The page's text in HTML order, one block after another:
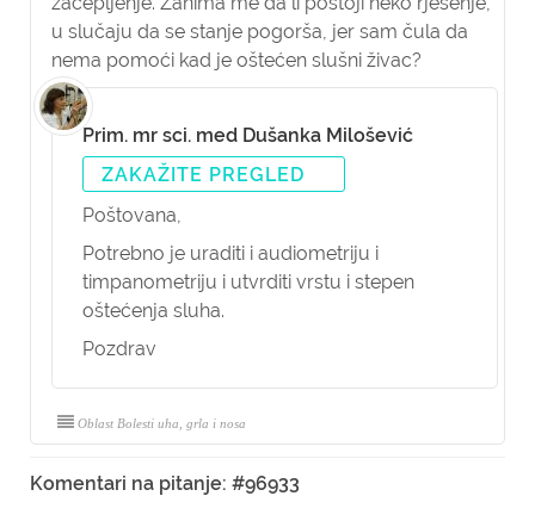
u slučaju da se stanje pogorša, jer sam čula da
nema pomoći kad je oštećen slušni živac?
Prim. mr sci. med Dušanka Milošević
ZAKAŽITE PREGLED
Poštovana,
Potrebno je uraditi i audiometriju i
timpanometriju i utvrditi vrstu i stepen
oštećenja sluha.
Pozdrav
Oblast Bolesti uha, grla i nosa
Komentari na pitanje: #96933